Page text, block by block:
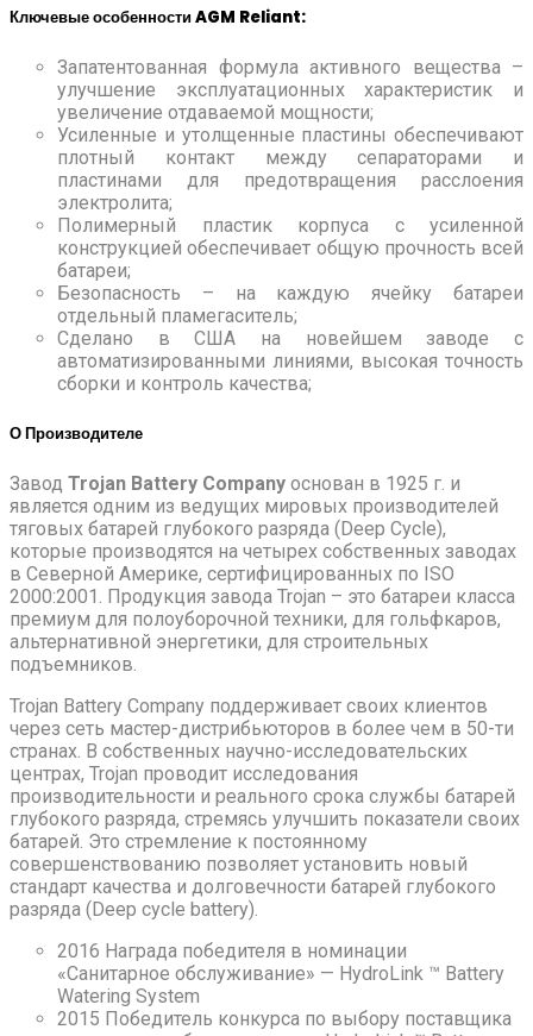
Ключевые особенности AGM Reliant:
Запатентованная формула активного вещества –
улучшение эксплуатационных характеристик и
увеличение отдаваемой мощности;
Усиленные и утолщенные пластины обеспечивают
плотный контакт между сепараторами и
пластинами для предотвращения расслоения
электролита;
Полимерный пластик корпуса с усиленной
конструкцией обеспечивает общую прочность всей
батареи;
Безопасность – на каждую ячейку батареи
отдельный пламегаситель;
Сделано в США на новейшем заводе с
автоматизированными линиями, высокая точность
сборки и контроль качества;
О Производителе
Завод Trojan Battery Company основан в 1925 г. и
является одним из ведущих мировых производителей
тяговых батарей глубокого разряда (Deep Cycle),
которые производятся на четырех собственных заводах
в Северной Америке, сертифицированных по ISO
2000:2001. Продукция завода Trojan – это батареи класса
премиум для полоуборочной техники, для гольфкаров,
альтернативной энергетики, для строительных
подъемников.
Trojan Battery Company поддерживает своих клиентов
через сеть мастер-дистрибьюторов в более чем в 50-ти
странах. В собственных научно-исследовательских
центрах, Trojan проводит исследования
производительности и реального срока службы батарей
глубокого разряда, стремясь улучшить показатели своих
батарей. Это стремление к постоянному
совершенствованию позволяет установить новый
стандарт качества и долговечности батарей глубокого
разряда (Deep cycle battery).
2016 Награда победителя в номинации
«Санитарное обслуживание» — HydroLink ™ Battery
Watering System
2015 Победитель конкурса по выбору поставщика